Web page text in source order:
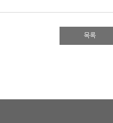
목록